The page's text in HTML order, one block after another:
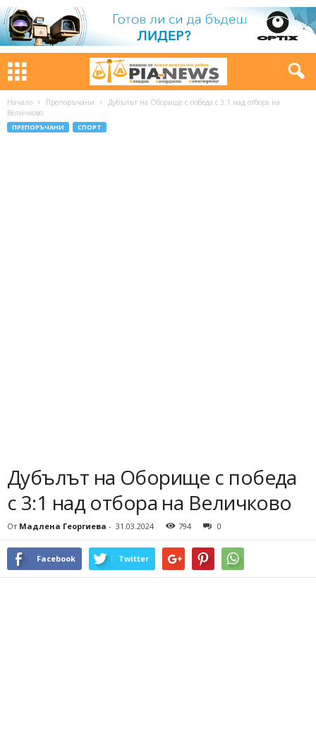
Начало Препоръчани
Дубълът на Оборище с победа с 3:1 над отбора на
Величково
ПРЕПОРЪЧАНИ СПОРТ
Дубълът на Оборище с победа
с 3:1 над отбора на Величково
От Мадлена Георгиева - 31.03.2024 794 0
Facebook Twitter